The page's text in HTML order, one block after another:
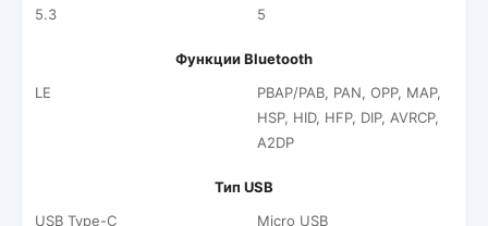
5.3
5
Функции Bluetooth
LE
PBAP/PAB, PAN, OPP, MAP,
HSP, HID, HFP, DIP, AVRCP,
A2DP
Тип USB
USB Type-C
Micro USB